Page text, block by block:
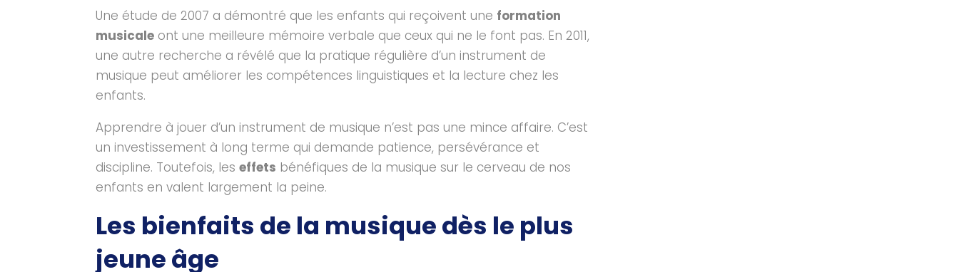
Une étude de 2007 a démontré que les enfants qui reçoivent une formation
musicale ont une meilleure mémoire verbale que ceux qui ne le font pas. En 2011,
une autre recherche a révélé que la pratique régulière d’un instrument de
musique peut améliorer les compétences linguistiques et la lecture chez les
enfants.
Apprendre à jouer d’un instrument de musique n’est pas une mince affaire. C’est
un investissement à long terme qui demande patience, persévérance et
discipline. Toutefois, leseffets bénéfiques de la musique sur le cerveau de nos
enfants en valent largement la peine.
Les bienfaits de la musique dès le plus
jeune âge